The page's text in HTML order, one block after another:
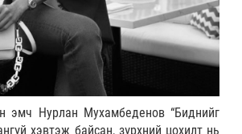
эмч Нурлан Мухамбеденов “Биднийг
хэвтэж байсан, зүрхний цохилт нь